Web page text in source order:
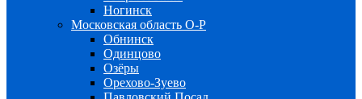
Ногинск
Московская область О-Р
Обнинск
Одинцово
Озёры
Орехово-Зуево